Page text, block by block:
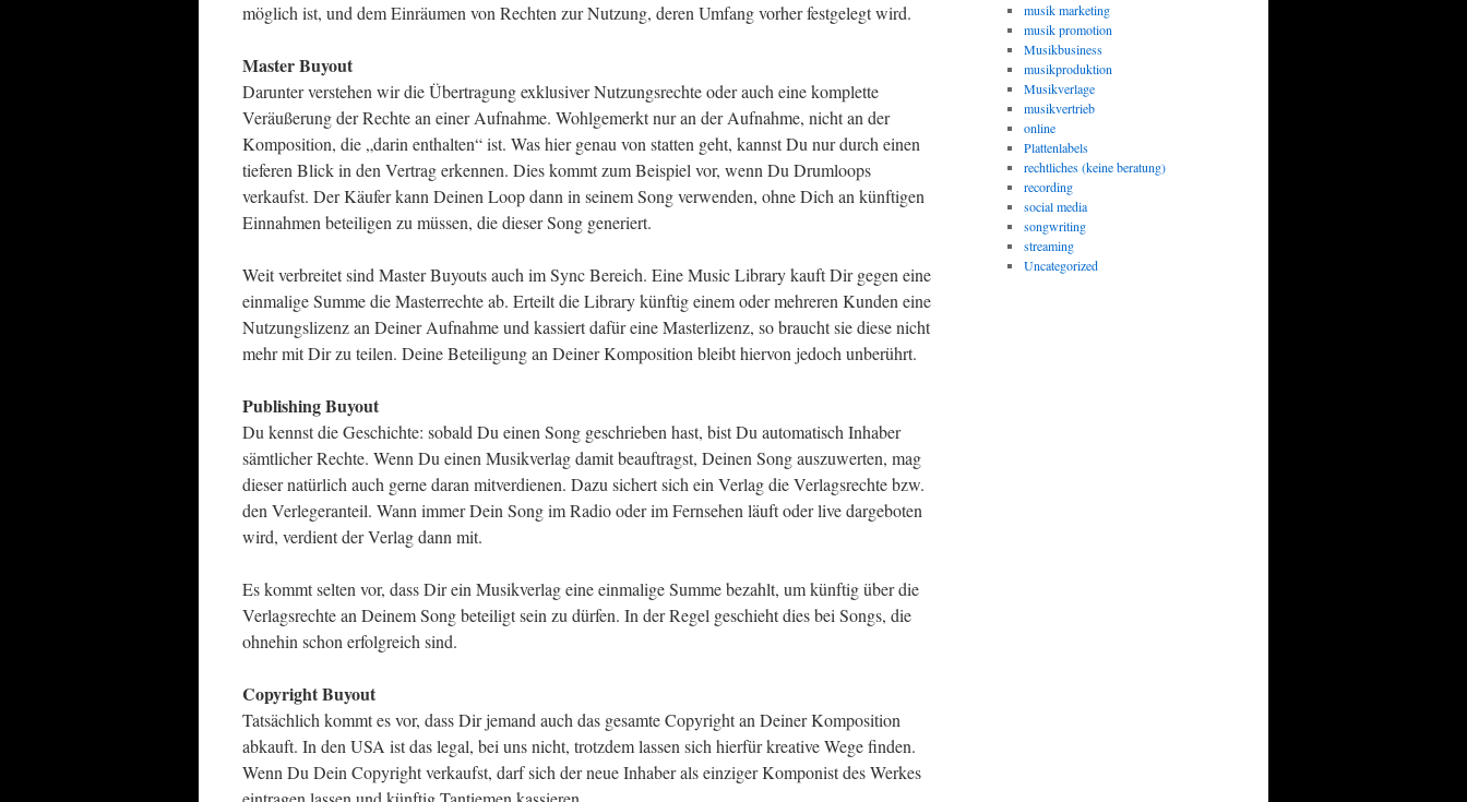
möglich ist, und dem Einräumen von Rechten zur Nutzung, deren Umfang vorher festgelegt wird.
Master Buyout
Darunter verstehen wir die Übertragung exklusiver Nutzungsrechte oder auch eine komplette
Veräußerung der Rechte an einer Aufnahme. Wohlgemerkt nur an der Aufnahme, nicht an der
Komposition, die „darin enthalten“ ist. Was hier genau von statten geht, kannst Du nur durch einen
tieferen Blick in den Vertrag erkennen. Dies kommt zum Beispiel vor, wenn Du Drumloops
verkaufst. Der Käufer kann Deinen Loop dann in seinem Song verwenden, ohne Dich an künftigen
Einnahmen beteiligen zu müssen, die dieser Song generiert.
Weit verbreitet sind Master Buyouts auch im Sync Bereich. Eine Music Library kauft Dir gegen eine
einmalige Summe die Masterrechte ab. Erteilt die Library künftig einem oder mehreren Kunden eine
Nutzungslizenz an Deiner Aufnahme und kassiert dafür eine Masterlizenz, so braucht sie diese nicht
mehr mit Dir zu teilen. Deine Beteiligung an Deiner Komposition bleibt hiervon jedoch unberührt.
Publishing Buyout
Du kennst die Geschichte: sobald Du einen Song geschrieben hast, bist Du automatisch Inhaber
sämtlicher Rechte. Wenn Du einen Musikverlag damit beauftragst, Deinen Song auszuwerten, mag
dieser natürlich auch gerne daran mitverdienen. Dazu sichert sich ein Verlag die Verlagsrechte bzw.
den Verlegeranteil. Wann immer Dein Song im Radio oder im Fernsehen läuft oder live dargeboten
wird, verdient der Verlag dann mit.
Es kommt selten vor, dass Dir ein Musikverlag eine einmalige Summe bezahlt, um künftig über die
Verlagsrechte an Deinem Song beteiligt sein zu dürfen. In der Regel geschieht dies bei Songs, die
ohnehin schon erfolgreich sind.
Copyright Buyout
Tatsächlich kommt es vor, dass Dir jemand auch das gesamte Copyright an Deiner Komposition
abkauft. In den USA ist das legal, bei uns nicht, trotzdem lassen sich hierfür kreative Wege finden.
Wenn Du Dein Copyright verkaufst, darf sich der neue Inhaber als einziger Komponist des Werkes
musik marketing
musik promotion
Musikbusiness
musikproduktion
Musikverlage
musikvertrieb
online
Plattenlabels
rechtliches (keine beratung)
recording
social media
songwriting
streaming
Uncategorized